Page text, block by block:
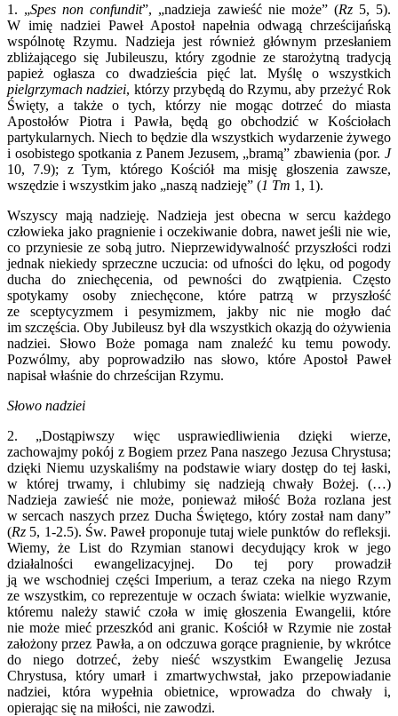
1. „Spes non confundit”, „nadzieja zawieść nie może” (Rz5, 5).
W imię nadziei Paweł Apostoł napełnia odwagą chrześcijańską
wspólnotę Rzymu. Nadzieja jest również głównym przesłaniem
zbliżającego się Jubileuszu, który zgodnie ze starożytną tradycją
papież ogłasza co dwadzieścia pięć lat. Myślę o wszystkich
pielgrzymach nadziei, którzy przybędą do Rzymu, aby przeżyć Rok
Święty, a także o tych, którzy nie mogąc dotrzeć do miasta
Apostołów Piotra i Pawła, będą go obchodzić w Kościołach
partykularnych. Niech to będzie dla wszystkich wydarzenie żywego
i osobistego spotkania z Panem Jezusem, „bramą” zbawienia (por. J
10, 7.9); z Tym, którego Kościół ma misję głoszenia zawsze,
wszędzie i wszystkim jako „naszą nadzieję” (1 Tm 1, 1).
Wszyscy mają nadzieję. Nadzieja jest obecna w sercu każdego
człowieka jako pragnienie i oczekiwanie dobra, nawet jeśli nie wie,
co przyniesie ze sobą jutro. Nieprzewidywalność przyszłości rodzi
jednak niekiedy sprzeczne uczucia: od ufności do lęku, od pogody
ducha do zniechęcenia, od pewności do zwątpienia. Często
spotykamy osoby zniechęcone, które patrzą w przyszłość
ze sceptycyzmem i pesymizmem, jakby nic nie mogło dać
im szczęścia. Oby Jubileusz był dla wszystkich okazją do ożywienia
nadziei. Słowo Boże pomaga nam znaleźć ku temu powody.
Pozwólmy, aby poprowadziło nas słowo, które Apostoł Paweł
napisał właśnie do chrześcijan Rzymu.
Słowo nadziei
2. „Dostąpiwszy więc usprawiedliwienia dzięki wierze,
zachowajmy pokój z Bogiem przez Pana naszego Jezusa Chrystusa;
dzięki Niemu uzyskaliśmy na podstawie wiary dostęp do tej łaski,
w której trwamy, i chlubimy się nadzieją chwały Bożej. (…)
Nadzieja zawieść nie może, ponieważ miłość Boża rozlana jest
w sercach naszych przez Ducha Świętego, który został nam dany”
(Rz 5, 1-2.5). Św. Paweł proponuje tutaj wiele punktów do refleksji.
Wiemy, że List do Rzymian stanowi decydujący krok w jego
działalności ewangelizacyjnej. Do tej pory prowadził
ją we wschodniej części Imperium, a teraz czeka na niego Rzym
ze wszystkim, co reprezentuje w oczach świata: wielkie wyzwanie,
któremu należy stawić czoła w imię głoszenia Ewangelii, które
nie może mieć przeszkód ani granic. Kościół w Rzymie nie został
założony przez Pawła, a on odczuwa gorące pragnienie, by wkrótce
do niego dotrzeć, żeby nieść wszystkim Ewangelię Jezusa
Chrystusa, który umarł i zmartwychwstał, jako przepowiadanie
nadziei, która wypełnia obietnice, wprowadza do chwały i,
opierając się na miłości, nie zawodzi.